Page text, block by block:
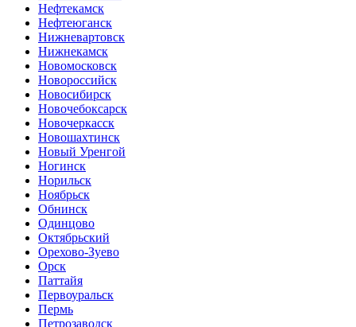
Нефтекамск
Нефтеюганск
Нижневартовск
Нижнекамск
Новомосковск
Новороссийск
Новосибирск
Новочебоксарск
Новочеркасск
Новошахтинск
Новый Уренгой
Ногинск
Норильск
Ноябрьск
Обнинск
Одинцово
Октябрьский
Орехово-Зуево
Орск
Паттайя
Первоуральск
Пермь
Петрозаводск